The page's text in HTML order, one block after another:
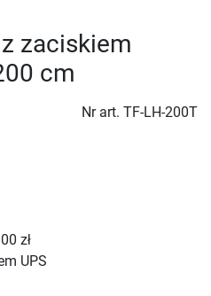
zaciskiem
cm
Nr art. TF-LH-200T
zł
UPS